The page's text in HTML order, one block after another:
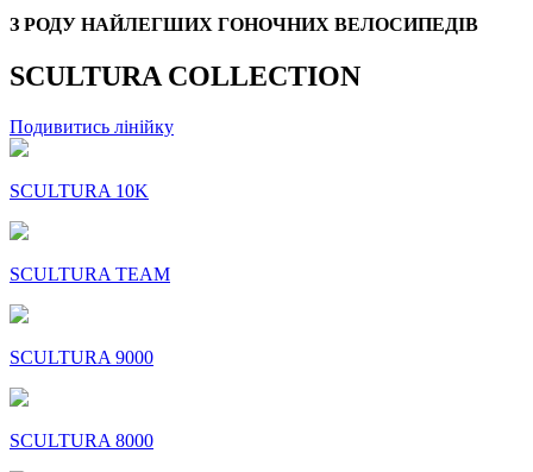
З РОДУ НАЙЛЕГШИХ ГОНОЧНИХ ВЕЛОСИПЕДІВ
SCULTURA COLLECTION
Подивитись лінійку
SCULTURA 10K
SCULTURA TEAM
SCULTURA 9000
SCULTURA 8000